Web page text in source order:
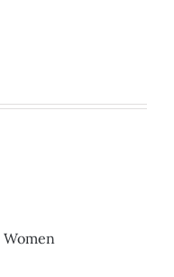
Women